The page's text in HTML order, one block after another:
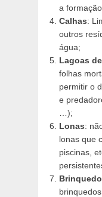
a
Calhas:
outros
água;
Lagoas
folhas
permitir o
e
…);
Lonas:
lonas que
piscinas,